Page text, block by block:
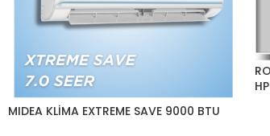
MIDEA KLİMA EXTREME SAVE 9000 BTU